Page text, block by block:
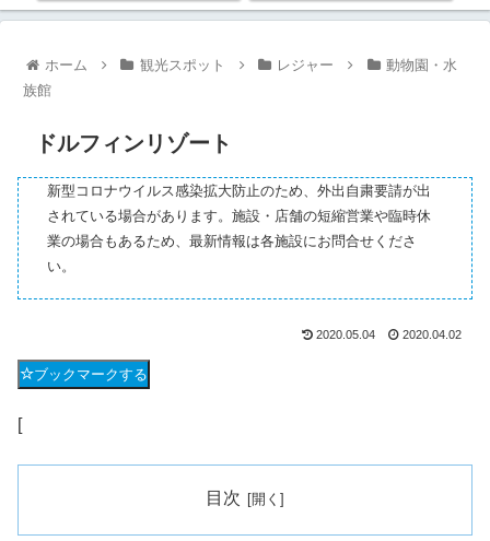
ホーム 観光スポット レジャー
動物園・水
族館
ドルフィンリゾート
新型コロナウイルス感染拡大防止のため、外出自粛要請が出
されている場合があります。施設・店舗の短縮営業や臨時休
業の場合もあるため、最新情報は各施設にお問合せくださ
い。
2020.05.04 2020.04.02
ブックマークする
[
目次